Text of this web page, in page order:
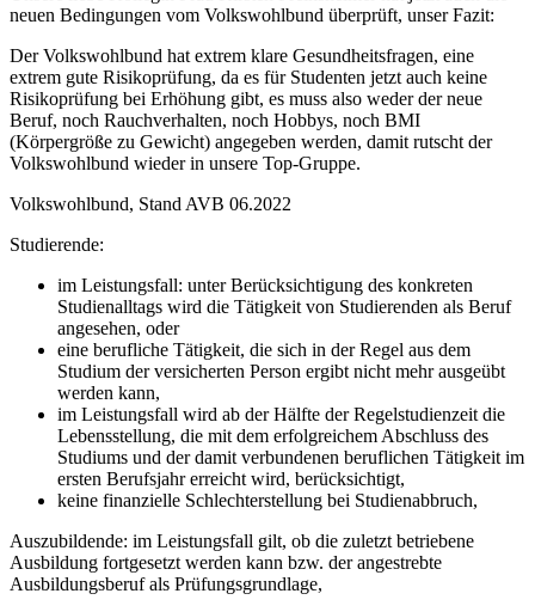
neuen Bedingungen vom Volkswohlbund überprüft, unser Fazit:
Der Volkswohlbund hat extrem klare Gesundheitsfragen, eine
extrem gute Risikoprüfung, da es für Studenten jetzt auch keine
Risikoprüfung bei Erhöhung gibt, es muss also weder der neue
Beruf, noch Rauchverhalten, noch Hobbys, noch BMI
(Körpergröße zu Gewicht) angegeben werden, damit rutscht der
Volkswohlbund wieder in unsere Top-Gruppe.
Volkswohlbund, Stand AVB 06.2022
Studierende:
im Leistungsfall: unter Berücksichtigung des konkreten
Studienalltags wird die Tätigkeit von Studierenden als Beruf
angesehen, oder
eine berufliche Tätigkeit, die sich in der Regel aus dem
Studium der versicherten Person ergibt nicht mehr ausgeübt
werden kann,
im Leistungsfall wird ab der Hälfte der Regelstudienzeit die
Lebensstellung, die mit dem erfolgreichem Abschluss des
Studiums und der damit verbundenen beruflichen Tätigkeit im
ersten Berufsjahr erreicht wird, berücksichtigt,
keine finanzielle Schlechterstellung bei Studienabbruch,
Auszubildende: im Leistungsfall gilt, ob die zuletzt betriebene
Ausbildung fortgesetzt werden kann bzw. der angestrebte
Ausbildungsberuf als Prüfungsgrundlage,